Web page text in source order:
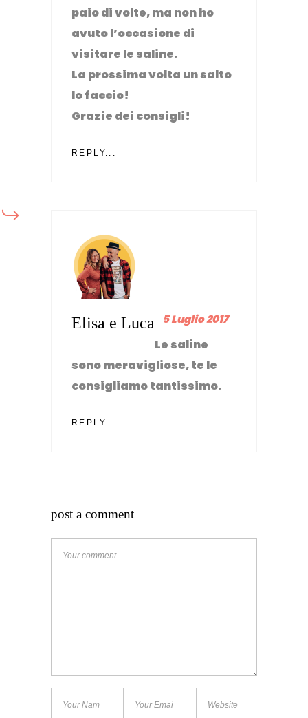
paio di volte, ma non ho
avuto l’occasione di
visitare le saline.
La prossima volta un salto
lo faccio!
Grazie dei consigli!
REPLY...
Elisa e Luca 5 Luglio 2017
Le saline
sono meravigliose, te le
consigliamo tantissimo.
REPLY...
post a comment